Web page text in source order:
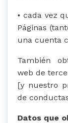
• cada vez
Páginas
una cuenta
También
web de
[y nuestro
de
Datos que